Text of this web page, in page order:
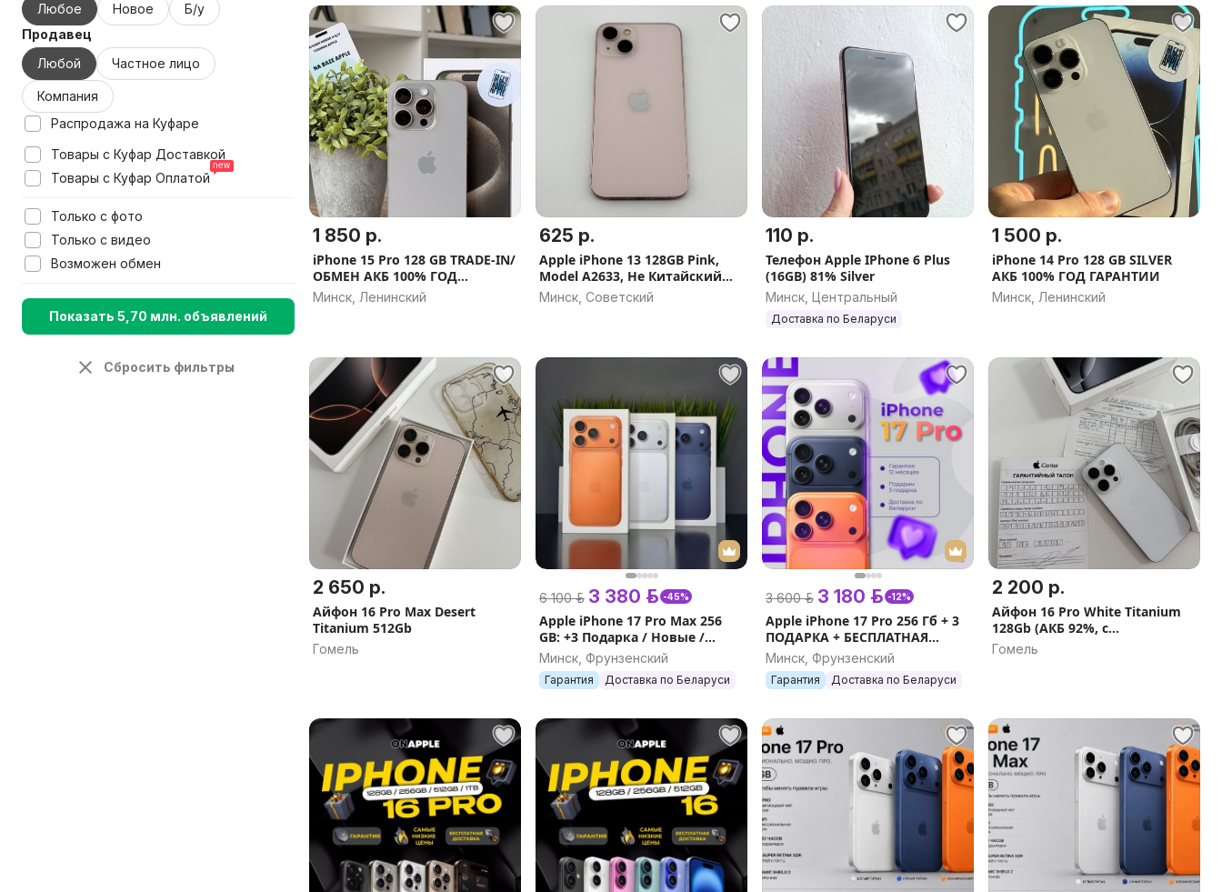
Любое
Новое
Б/у
Продавец
Любой
Частное лицо
Компания
Распродажа на Куфаре
Товары с Куфар Доставкой
Товары с Куфар Оплатой
Только с фото
Только с видео
Возможен обмен
Показать 5,70 млн. объявлений
Сбросить фильтры
1 850 р.
iPhone 15 Pro 128 GB TRADE-IN/
ОБМЕН АКБ 100% ГОД
ГАРАНТИИ
Минск, Ленинский
625 р.
Apple iPhone 13 128GB Pink,
Model A2633, Не Китайский
Реф
Минск, Советский
110 р.
Телефон Apple IPhone 6 Plus
(16GB) 81% Silver
Минск, Центральный
Доставка по Беларуси
1 500 р.
iPhone 14 Pro 128 GB SILVER
АКБ 100% ГОД ГАРАНТИИ
Минск, Ленинский
2 650 р.
Айфон 16 Pro Max Desert
Titanium 512Gb
Гомель
6 100 р. 3 380 р. -45%
Apple iPhone 17 Pro Max 256
GB: +3 Подарка / Новые /
Гарантия / Быстрая доставка /
Регион / 2SIM
Минск, Фрунзенский
Гарантия Доставка по Беларуси
3 600 р. 3 180 р. -12%
Apple iPhone 17 Pro 256 Гб + 3
ПОДАРКА + БЕСПЛАТНАЯ
ДОСТАВКА + ГАРАНТИЯ
(Предзаказ)
Минск, Фрунзенский
Гарантия Доставка по Беларуси
2 200 р.
Айфон 16 Pro White Titanium
128Gb (АКБ 92%, с
документами)
Гомель